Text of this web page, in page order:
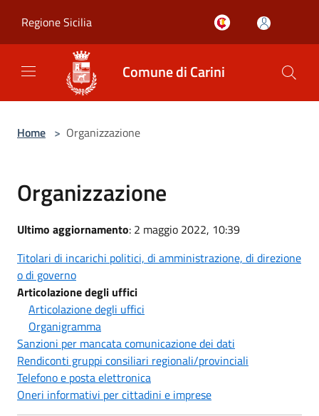
Regione Sicilia
Comune di Carini
Home > Organizzazione
Organizzazione
Ultimo aggiornamento: 2 maggio 2022, 10:39
Titolari di incarichi politici, di amministrazione, di direzione
o di governo
Articolazione degli uffici
Articolazione degli uffici
Organigramma
Sanzioni per mancata comunicazione dei dati
Rendiconti gruppi consiliari regionali/provinciali
Telefono e posta elettronica
Oneri informativi per cittadini e imprese